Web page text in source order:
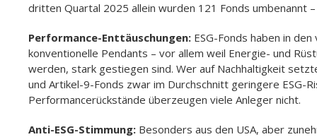
dritten Quartal 2025 allein wurden 121 Fonds umbenannt
Performance-Enttäuschungen: ESG-Fonds haben in
konventionelle Pendants – vor allem weil Energie- und
werden, stark gestiegen sind. Wer auf Nachhaltigkeit
und Artikel-9-Fonds zwar im Durchschnitt geringere ESG-
Performancerückstände überzeugen viele Anleger nicht.
Anti-ESG-Stimmung: Besonders aus den USA, aber